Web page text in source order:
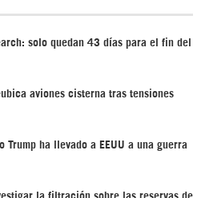
solo quedan 43 días para el fin del
aviones cisterna tras tensiones
Trump ha llevado a EEUU a una guerra
la filtración sobre las reservas de